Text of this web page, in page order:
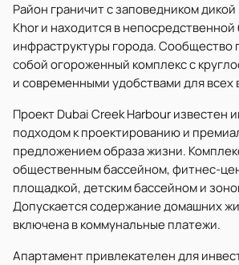
Район граничит с заповедником
Khor и находится в
инфраструктуры города. Сообщество
собой огороженный комплекс с
и современными удобствами для всех
Проект Dubai Creek Harbour известен
подходом к проектированию и
предложением образа жизни.
общественным бассейном, фитнес-
площадкой, детским бассейном и
Допускается содержание домашних
включена в коммунальные платежи.
Апартамент привлекателен для